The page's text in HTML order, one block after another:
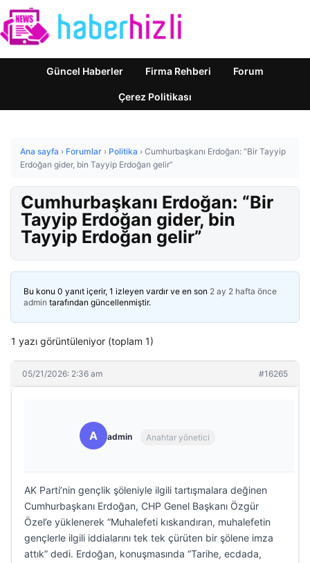
Güncel Haberler Firma Rehberi Forum
Çerez Politikası
Ana sayfa › Forumlar › Politika › Cumhurbaşkanı Erdoğan: “Bir Tayyip
Erdoğan gider, bin Tayyip Erdoğan gelir”
Cumhurbaşkanı Erdoğan: “Bir
Tayyip Erdoğan gider, bin
Tayyip Erdoğan gelir”
Bu konu 0 yanıt içerir, 1 izleyen vardır ve en son 2 ay 2 hafta önce
admin tarafından güncellenmiştir.
1 yazı görüntüleniyor (toplam 1)
05/21/2026: 2:36 am #16265
A admin Anahtar yönetici
AK Parti’nin gençlik şöleniyle ilgili tartışmalara değinen
Cumhurbaşkanı Erdoğan, CHP Genel Başkanı Özgür
Özel’e yüklenerek “Muhalefeti kıskandıran, muhalefetin
gençlerle ilgili iddialarını tek tek çürüten bir şölene imza
attık” dedi. Erdoğan, konuşmasında “Tarihe, ecdada,